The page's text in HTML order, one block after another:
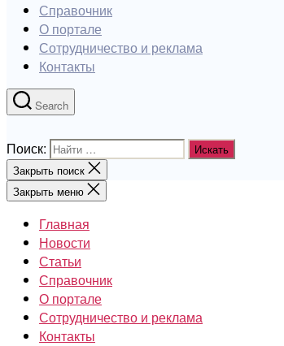
Справочник
О портале
Сотрудничество и реклама
Контакты
Search
Поиск:
Закрыть поиск
Закрыть меню
Главная
Новости
Статьи
Справочник
О портале
Сотрудничество и реклама
Контакты